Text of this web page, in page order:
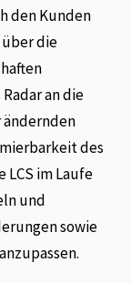
den Kunden
die
an die
ändernden
des
im Laufe
und
sowie